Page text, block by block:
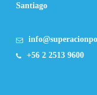
Santiago
+56 2 2513 9600